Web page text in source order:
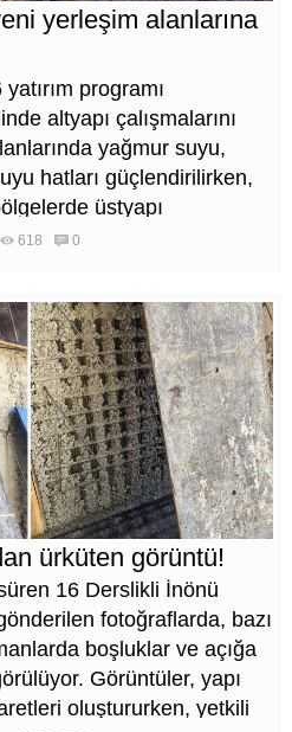
yerleşim alanlarına
programı
altyapı çalışmalarını
yağmur suyu,
hatları güçlendirilirken,
üstyapı
yürütülüyor.
618 0
ürküten görüntü!
16 Derslikli İnönü
fotoğraflarda, bazı
boşluklar ve açığa
Görüntüler, yapı
oluştururken, yetkili